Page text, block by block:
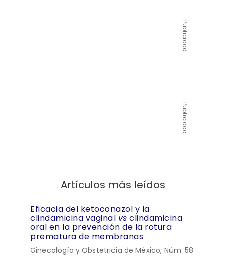
Publicidad
Publicidad
Artículos más leídos
Eficacia del ketoconazol y la
clindamicina vaginal vs clindamicina
oral en la prevención de la rotura
prematura de membranas
Ginecología y Obstetricia de México, Núm. 58